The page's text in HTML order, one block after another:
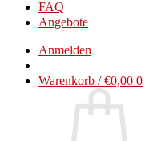
FAQ
Angebote
Anmelden
Warenkorb /€0,00 0